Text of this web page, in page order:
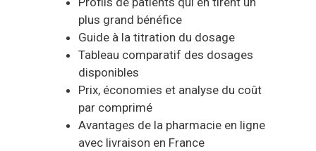
plus grand bénéfice
Guide à la titration du dosage
Tableau comparatif des dosages
disponibles
Prix, économies et analyse du coût
par comprimé
Avantages de la pharmacie en ligne
avec livraison en France